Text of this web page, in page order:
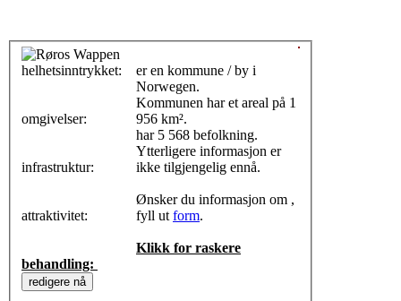
helhetsinntrykket:
omgivelser:
infrastruktur:
attraktivitet:
er en kommune / by i
Norwegen.
Kommunen har et areal på 1
956 km².
har 5 568 befolkning.
Ytterligere informasjon er
ikke tilgjengelig ennå.
Ønsker du informasjon om ,
fyll ut form.
Klikk for raskere
behandling: